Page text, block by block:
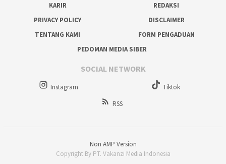
KARIR
REDAKSI
PRIVACY POLICY
DISCLAIMER
TENTANG KAMI
FORM PENGADUAN
PEDOMAN MEDIA SIBER
SOCIAL NETWORK
Instagram
Tiktok
RSS
Non AMP Version
Copyright By PT. Vakanzi Media Indonesia